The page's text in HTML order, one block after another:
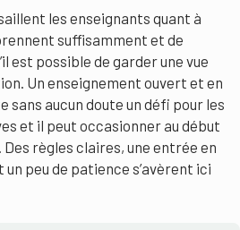
les enseignants quant à
suffisamment et de
est possible de garder une vue
Un enseignement ouvert et en
sans aucun doute un défi pour les
et il peut occasionner au début
règles claires, une entrée en
peu de patience s’avèrent ici